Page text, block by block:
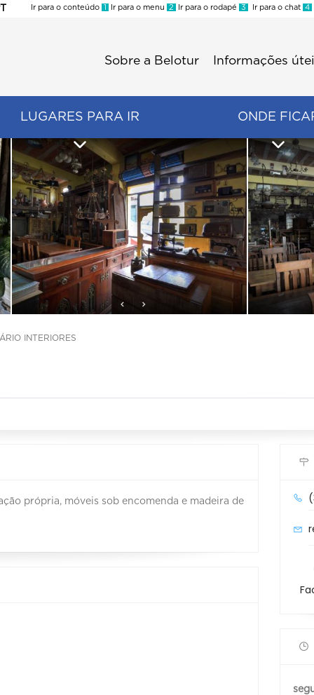
Ir para o conteúdo 1 Ir para o menu 2 Ir para o rodapé 3 Ir para o chat 4
Sobre a Belotur Informações
LUGARES PARA IR ONDE
INTERIORES
própria, móveis sob encomenda e madeira de